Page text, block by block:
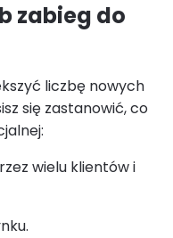
zabieg do
liczbę nowych
się zastanowić, co
wielu klientów i